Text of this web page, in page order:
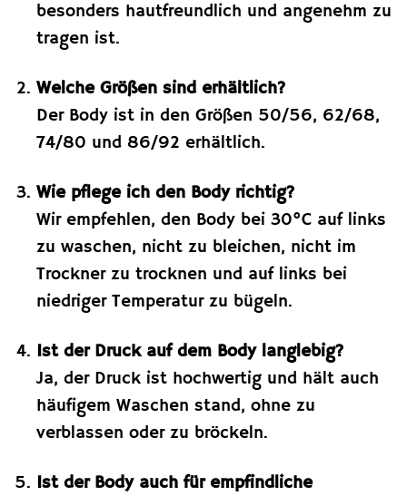
besonders hautfreundlich und angenehm zu
tragen ist.
Welche Größen sind erhältlich?
Der Body ist in den Größen 50/56, 62/68,
74/80 und 86/92 erhältlich.
Wie pflege ich den Body richtig?
Wir empfehlen, den Body bei 30°C auf links
zu waschen, nicht zu bleichen, nicht im
Trockner zu trocknen und auf links bei
niedriger Temperatur zu bügeln.
Ist der Druck auf dem Body langlebig?
Ja, der Druck ist hochwertig und hält auch
häufigem Waschen stand, ohne zu
verblassen oder zu bröckeln.
Ist der Body auch für empfindliche